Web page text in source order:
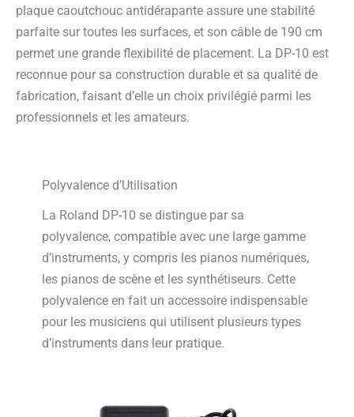
plaque caoutchouc antidérapante assure une stabilité
parfaite sur toutes les surfaces, et son câble de 190 cm
permet une grande flexibilité de placement. La DP-10 est
reconnue pour sa construction durable et sa qualité de
fabrication, faisant d’elle un choix privilégié parmi les
professionnels et les amateurs.
Polyvalence d’Utilisation
La Roland DP-10 se distingue par sa
polyvalence, compatible avec une large gamme
d’instruments, y compris les pianos numériques,
les pianos de scène et les synthétiseurs. Cette
polyvalence en fait un accessoire indispensable
pour les musiciens qui utilisent plusieurs types
d’instruments dans leur pratique.